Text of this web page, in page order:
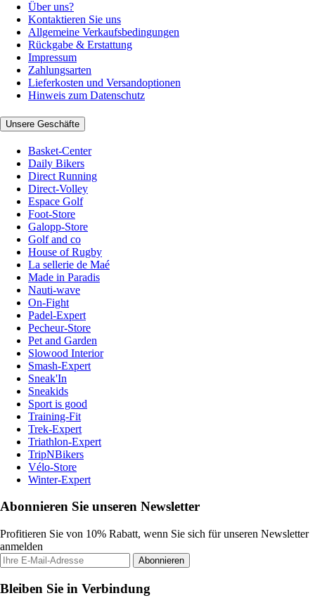
Über uns?
Kontaktieren Sie uns
Allgemeine Verkaufsbedingungen
Rückgabe & Erstattung
Impressum
Zahlungsarten
Lieferkosten und Versandoptionen
Hinweis zum Datenschutz
Unsere Geschäfte
Basket-Center
Daily Bikers
Direct Running
Direct-Volley
Espace Golf
Foot-Store
Galopp-Store
Golf and co
House of Rugby
La sellerie de Maé
Made in Paradis
Nauti-wave
On-Fight
Padel-Expert
Pecheur-Store
Pet and Garden
Slowood Interior
Smash-Expert
Sneak'In
Sneakids
Sport is good
Training-Fit
Trek-Expert
Triathlon-Expert
TripNBikers
Vélo-Store
Winter-Expert
Abonnieren Sie unseren Newsletter
Profitieren Sie von 10% Rabatt, wenn Sie sich für unseren Newsletter
anmelden
Abonnieren
Bleiben Sie in Verbindung